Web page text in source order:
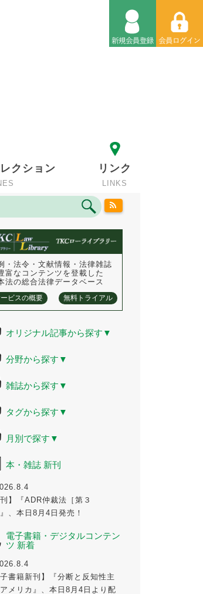
クション リンク
LINKS
・法令・文献情報・法律雑誌
富なコンテンツを登載した
法の総合法律データベース
ビスの概要 無料トライアル
オリジナル記事から探す ▼
分野から探す ▼
雑誌から探す ▼
タグから探す ▼
月別で探す ▼
本・雑誌 新刊
刊】『ADR仲裁法［第３
、本日8月4日発売！
電子書籍・デジタルコンテン
ツ 新着
子書籍新刊】『分断と反知性主
メリカ』、本日8月4日より配